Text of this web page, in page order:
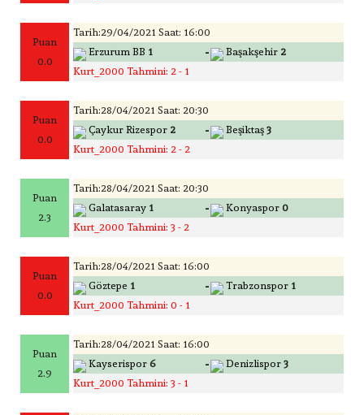
Puan
0.0
Tarih:29/04/2021 Saat: 16:00
Erzurum BB 1 - Başakşehir 2
Kurt_2000 Tahmini: 2 - 1
Puan
0.0
Tarih:28/04/2021 Saat: 20:30
Çaykur Rizespor 2 - Beşiktaş 3
Kurt_2000 Tahmini: 2 - 2
Puan
2.3
Tarih:28/04/2021 Saat: 20:30
Galatasaray 1 - Konyaspor 0
Kurt_2000 Tahmini: 3 - 2
Puan
0.0
Tarih:28/04/2021 Saat: 16:00
Göztepe 1 - Trabzonspor 1
Kurt_2000 Tahmini: 0 - 1
Puan
2.9
Tarih:28/04/2021 Saat: 16:00
Kayserispor 6 - Denizlispor 3
Kurt_2000 Tahmini: 3 - 1